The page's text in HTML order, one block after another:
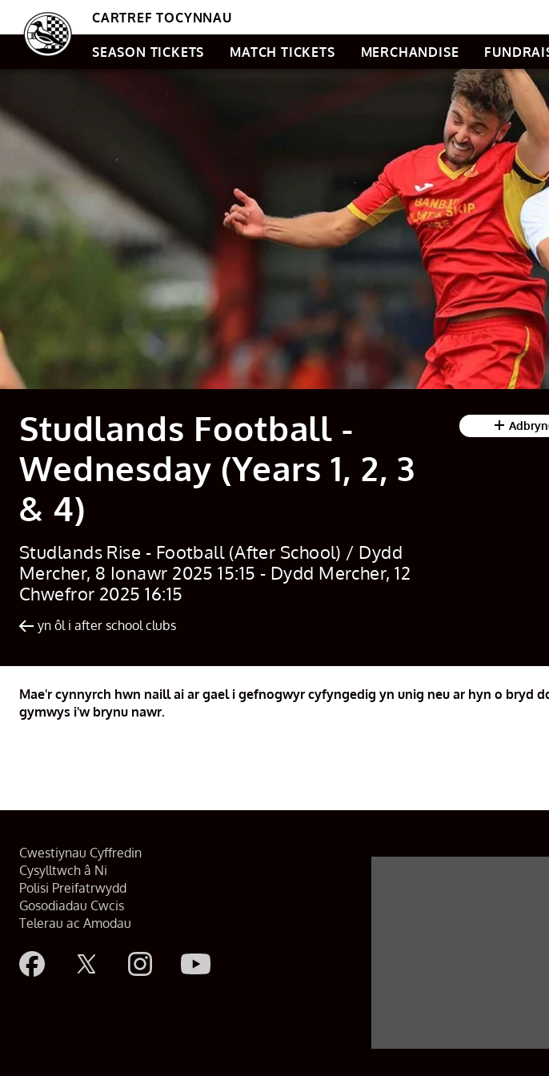
CARTREF TOCYNNAU
SEASON TICKETS MATCH TICKETS MERCHANDISE
Studlands Football -
Wednesday (Years 1, 2, 3
& 4)
Studlands Rise - Football (After School) / Dydd
Mercher, 8 Ionawr 2025 15:15 - Dydd Mercher, 12
Chwefror 2025 16:15
yn ôl i after school clubs
Mae'r cynnyrch hwn naill ai ar gael i gefnogwyr cyfyngedig yn unig neu ar hyn o bryd
gymwys i'w brynu nawr.
Cwestiynau Cyffredin
Cysylltwch â Ni
Polisi Preifatrwydd
Gosodiadau Cwcis
Telerau ac Amodau